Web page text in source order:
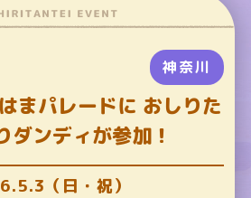
神奈川
まパレードに おしりた
ダンディが参加！
（日・祝）